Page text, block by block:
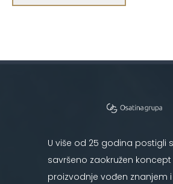
U više od 25 godina postigli
savršeno zaokružen koncept
proizvodnje vođen znanjem i